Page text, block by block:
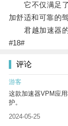
它不仅满足了
加舒适和可靠的
君越加速器的
#18#
评论
游客
这款加速器VPM应
护。
2024-05-25